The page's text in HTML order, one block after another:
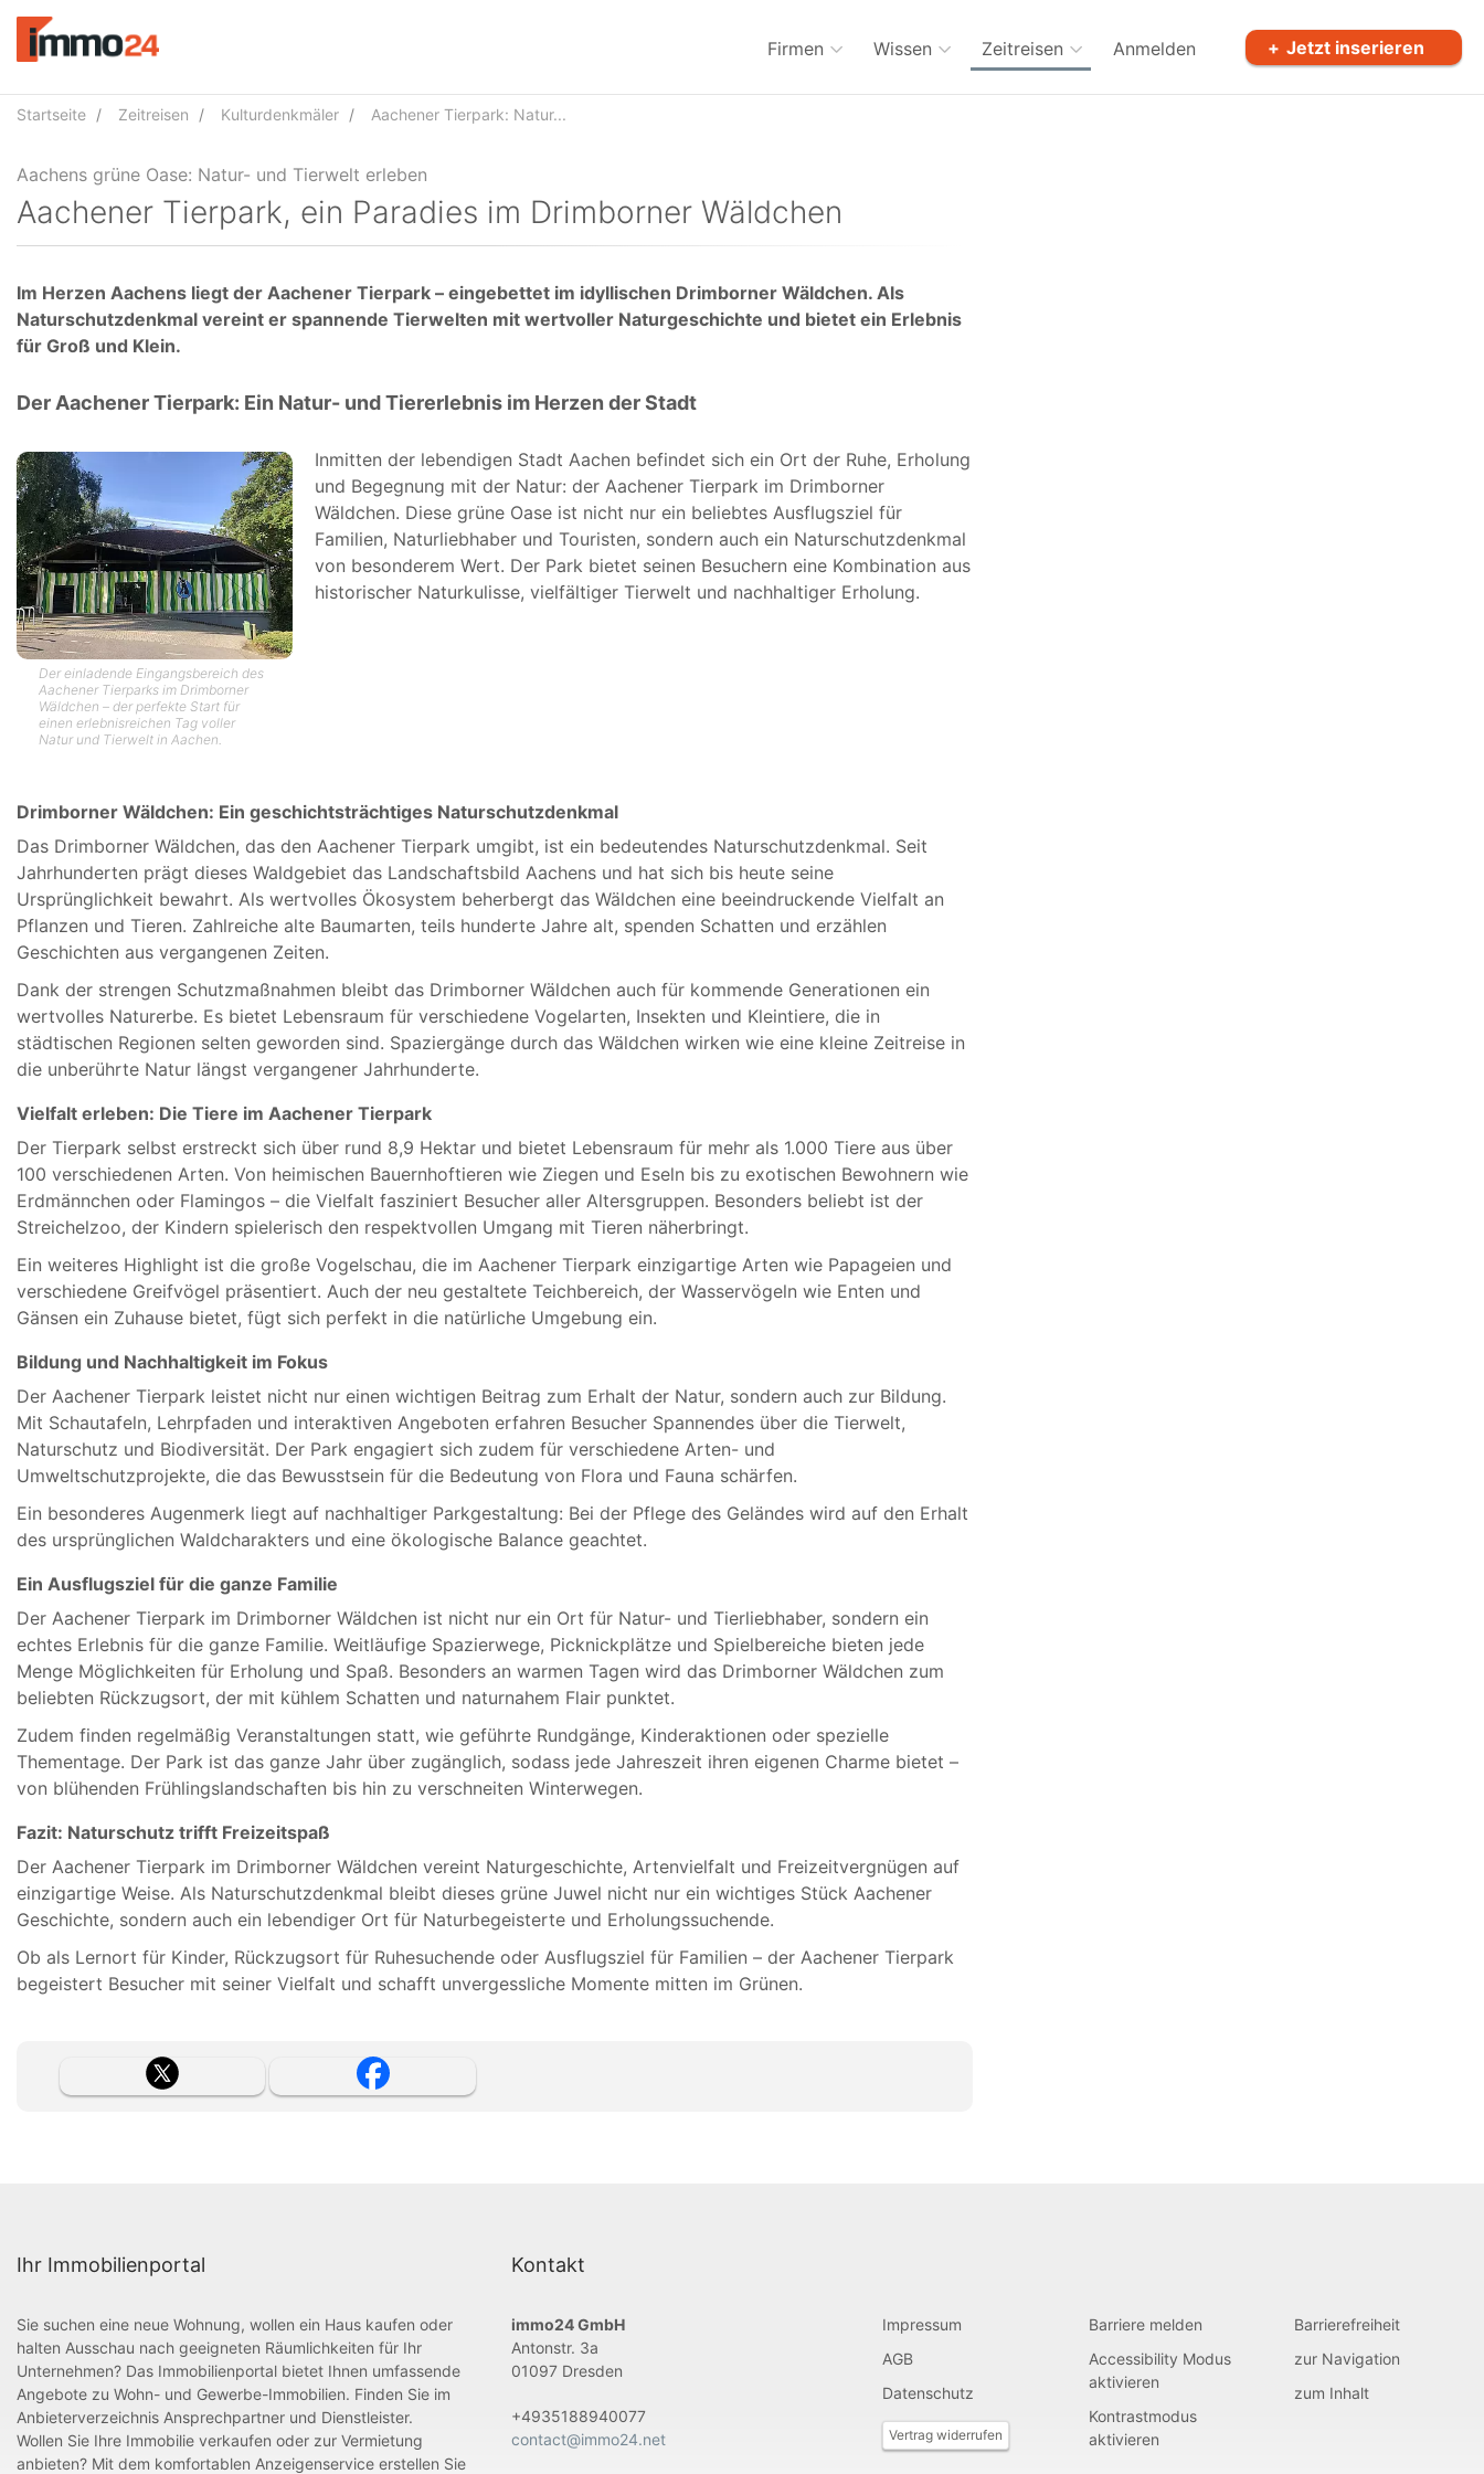
Accessibility
Modus
aktivieren
Navigation
Firmen Wissen Zeitreisen Anmelden Jetzt inserieren
Startseite Zeitreisen Kulturdenkmäler Aachener Tierpark: Natur...
Aachener Tierpark, ein Paradies im Drimborner Wäldchen
Im Herzen Aachens liegt der Aachener Tierpark – eingebettet im idyllischen Drimborner Wäldchen. Als
Naturschutzdenkmal vereint er spannende Tierwelten mit wertvoller Naturgeschichte und bietet ein Erlebnis
für Groß und Klein.
Der Aachener Tierpark: Ein Natur- und Tiererlebnis im Herzen der Stadt
Der einladende Eingangsbereich des
Aachener Tierparks im Drimborner
Wäldchen – der perfekte Start für
einen erlebnisreichen Tag voller
Natur und Tierwelt in Aachen.
Inmitten der lebendigen Stadt Aachen befindet sich ein Ort der Ruhe, Erholung
und Begegnung mit der Natur: der Aachener Tierpark im Drimborner
Wäldchen. Diese grüne Oase ist nicht nur ein beliebtes Ausflugsziel für
Familien, Naturliebhaber und Touristen, sondern auch ein Naturschutzdenkmal
von besonderem Wert. Der Park bietet seinen Besuchern eine Kombination aus
historischer Naturkulisse, vielfältiger Tierwelt und nachhaltiger Erholung.
Drimborner Wäldchen: Ein geschichtsträchtiges Naturschutzdenkmal
Das Drimborner Wäldchen, das den Aachener Tierpark umgibt, ist ein bedeutendes Naturschutzdenkmal. Seit
Jahrhunderten prägt dieses Waldgebiet das Landschaftsbild Aachens und hat sich bis heute seine
Ursprünglichkeit bewahrt. Als wertvolles Ökosystem beherbergt das Wäldchen eine beeindruckende Vielfalt an
Pflanzen und Tieren. Zahlreiche alte Baumarten, teils hunderte Jahre alt, spenden Schatten und erzählen
Geschichten aus vergangenen Zeiten.
Dank der strengen Schutzmaßnahmen bleibt das Drimborner Wäldchen auch für kommende Generationen ein
wertvolles Naturerbe. Es bietet Lebensraum für verschiedene Vogelarten, Insekten und Kleintiere, die in
städtischen Regionen selten geworden sind. Spaziergänge durch das Wäldchen wirken wie eine kleine Zeitreise in
die unberührte Natur längst vergangener Jahrhunderte.
Vielfalt erleben: Die Tiere im Aachener Tierpark
Der Tierpark selbst erstreckt sich über rund 8,9 Hektar und bietet Lebensraum für mehr als 1.000 Tiere aus über
100 verschiedenen Arten. Von heimischen Bauernhoftieren wie Ziegen und Eseln bis zu exotischen Bewohnern wie
Erdmännchen oder Flamingos – die Vielfalt fasziniert Besucher aller Altersgruppen. Besonders beliebt ist der
Streichelzoo, der Kindern spielerisch den respektvollen Umgang mit Tieren näherbringt.
Ein weiteres Highlight ist die große Vogelschau, die im Aachener Tierpark einzigartige Arten wie Papageien und
verschiedene Greifvögel präsentiert. Auch der neu gestaltete Teichbereich, der Wasservögeln wie Enten und
Gänsen ein Zuhause bietet, fügt sich perfekt in die natürliche Umgebung ein.
Bildung und Nachhaltigkeit im Fokus
Der Aachener Tierpark leistet nicht nur einen wichtigen Beitrag zum Erhalt der Natur, sondern auch zur Bildung.
Mit Schautafeln, Lehrpfaden und interaktiven Angeboten erfahren Besucher Spannendes über die Tierwelt,
Naturschutz und Biodiversität. Der Park engagiert sich zudem für verschiedene Arten- und
Umweltschutzprojekte, die das Bewusstsein für die Bedeutung von Flora und Fauna schärfen.
Ein besonderes Augenmerk liegt auf nachhaltiger Parkgestaltung: Bei der Pflege des Geländes wird auf den Erhalt
des ursprünglichen Waldcharakters und eine ökologische Balance geachtet.
Ein Ausflugsziel für die ganze Familie
Der Aachener Tierpark im Drimborner Wäldchen ist nicht nur ein Ort für Natur- und Tierliebhaber, sondern ein
echtes Erlebnis für die ganze Familie. Weitläufige Spazierwege, Picknickplätze und Spielbereiche bieten jede
Menge Möglichkeiten für Erholung und Spaß. Besonders an warmen Tagen wird das Drimborner Wäldchen zum
beliebten Rückzugsort, der mit kühlem Schatten und naturnahem Flair punktet.
Zudem finden regelmäßig Veranstaltungen statt, wie geführte Rundgänge, Kinderaktionen oder spezielle
Thementage. Der Park ist das ganze Jahr über zugänglich, sodass jede Jahreszeit ihren eigenen Charme bietet –
von blühenden Frühlingslandschaften bis hin zu verschneiten Winterwegen.
Fazit: Naturschutz trifft Freizeitspaß
Der Aachener Tierpark im Drimborner Wäldchen vereint Naturgeschichte, Artenvielfalt und Freizeitvergnügen auf
einzigartige Weise. Als Naturschutzdenkmal bleibt dieses grüne Juwel nicht nur ein wichtiges Stück Aachener
Geschichte, sondern auch ein lebendiger Ort für Naturbegeisterte und Erholungssuchende.
Ob als Lernort für Kinder, Rückzugsort für Ruhesuchende oder Ausflugsziel für Familien – der Aachener Tierpark
begeistert Besucher mit seiner Vielfalt und schafft unvergessliche Momente mitten im Grünen.
Ihr Immobilienportal
Sie suchen eine neue Wohnung, wollen ein Haus kaufen oder
halten Ausschau nach geeigneten Räumlichkeiten für Ihr
Unternehmen? Das Immobilienportal bietet Ihnen umfassende
Angebote zu Wohn- und Gewerbe-Immobilien. Finden Sie im
Anbieterverzeichnis Ansprechpartner und Dienstleister.
Wollen Sie Ihre Immobilie verkaufen oder zur Vermietung
anbieten? Mit dem komfortablen Anzeigenservice erstellen Sie
Kontakt
immo24 GmbH
Antonstr. 3a
01097 Dresden
+4935188940077
contact@immo24.net
Impressum
AGB
Datenschutz
Vertrag widerrufen
Barriere melden
Accessibility Modus
aktivieren
Kontrastmodus
aktivieren
Barrierefreiheit
zur Navigation
zum Inhalt